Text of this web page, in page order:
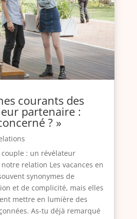
courants des
partenaire :
? »
couple : un révélateur
relation Les vacances en
synonymes de
et de complicité, mais elles
mettre en lumière des
As-tu déjà remarqué